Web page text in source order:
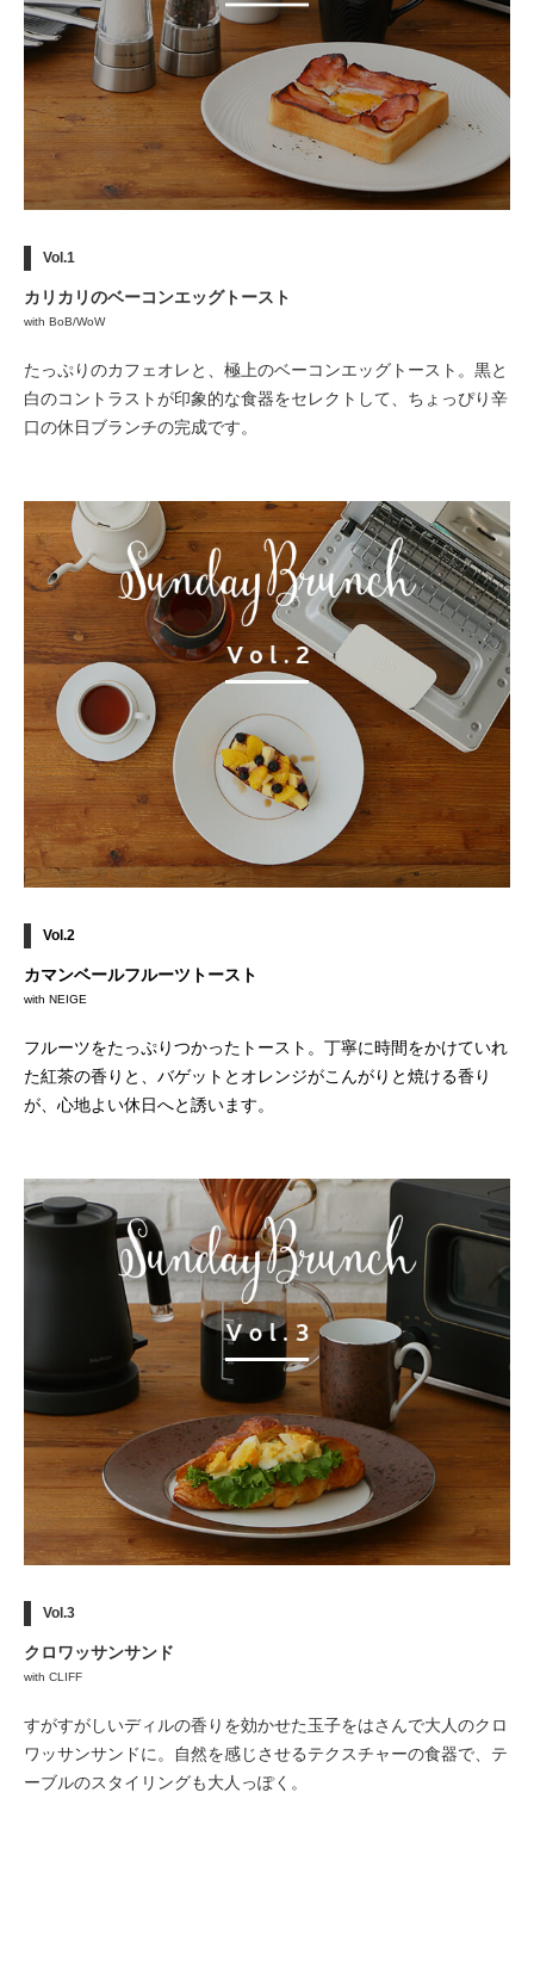
Vol.1
カリカリのベーコンエッグトースト
with BoB/WoW
たっぷりのカフェオレと、極上のベーコンエッグトースト。黒と
白のコントラストが印象的な食器をセレクトして、ちょっぴり辛
口の休日ブランチの完成です。
Vol.2
カマンベールフルーツトースト
with NEIGE
フルーツをたっぷりつかったトースト。丁寧に時間をかけていれ
た紅茶の香りと、バゲットとオレンジがこんがりと焼ける香り
が、心地よい休日へと誘います。
Vol.3
クロワッサンサンド
with CLIFF
すがすがしいディルの香りを効かせた玉子をはさんで大人のクロ
ワッサンサンドに。自然を感じさせるテクスチャーの食器で、テ
ーブルのスタイリングも大人っぽく。